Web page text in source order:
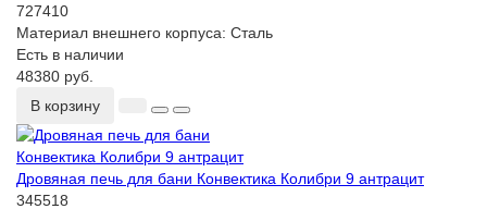
727410
Материал внешнего корпуса: Сталь
Есть в наличии
48380 руб.
В корзину
Дровяная печь для бани Конвектика Колибри 9 антрацит
345518